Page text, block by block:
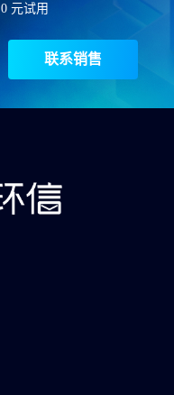
0 元试用
联系销售